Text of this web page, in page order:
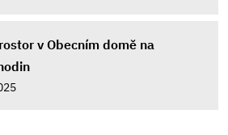
v Obecním domě na